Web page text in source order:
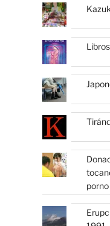
porno